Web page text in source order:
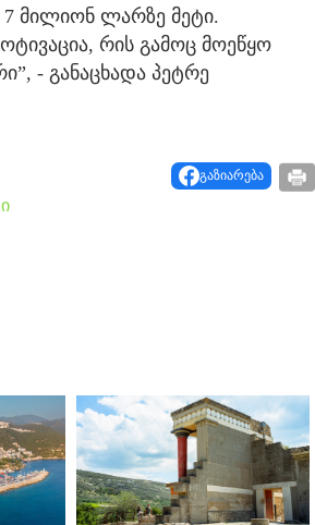
7 მილიონ ლარზე მეტი.
რის გამოც მოეწყო
- განაცხადა პეტრე
გაზიარება